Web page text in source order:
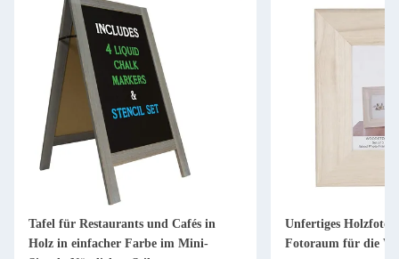
Unfertiges Holzfotoraum Naturholz-
Fotoraum für die Wohnkultur
Holzbildrahmen
Unfertige Kiefer